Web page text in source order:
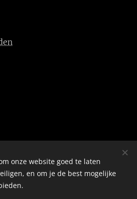
Cookies
onze website goed te laten
en om je de best mogelijke